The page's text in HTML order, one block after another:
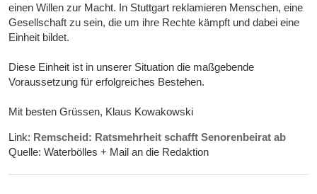
einen Willen zur Macht. In Stuttgart reklamieren Menschen, eine
Gesellschaft zu sein, die um ihre Rechte kämpft und dabei eine
Einheit bildet.
Diese Einheit ist in unserer Situation die maßgebende
Voraussetzung für erfolgreiches Bestehen.
Mit besten Grüssen, Klaus Kowakowski
Link: Remscheid: Ratsmehrheit schafft Senorenbeirat ab
Quelle: Waterbölles + Mail an die Redaktion